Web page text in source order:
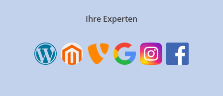
Ihre Experten